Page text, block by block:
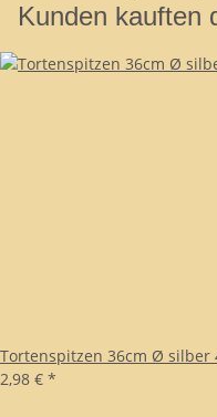
Kunden kauften
Tortenspitzen 36cm Ø silber
2,98 € *